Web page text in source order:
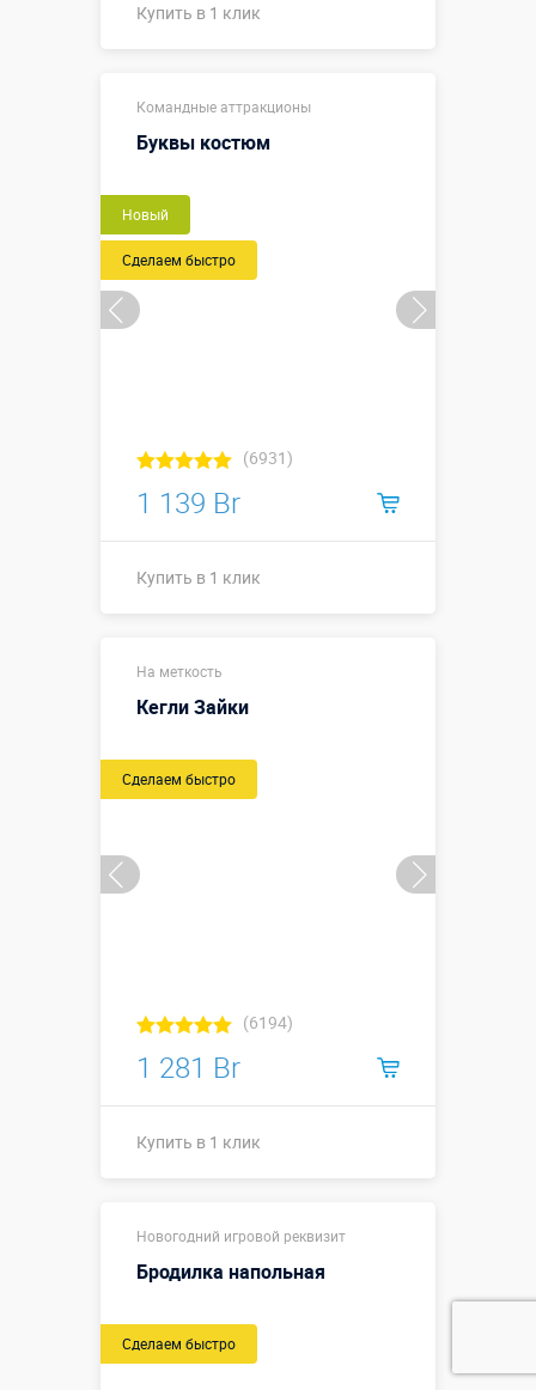
Купить в 1 клик
Размеры, м:
(1,0) х ⌀0,20
Купить в 1 клик
Командные аттракционы
Буквы костюм
Новый
Сделаем быстро
(6931)
1 139 Br
Купить в 1 клик
Размеры, м:
Больше деталей →
Купить в 1 клик
На меткость
Кегли Зайки
Сделаем быстро
(6194)
1 281 Br
Купить в 1 клик
Новогодний игровой реквизит
Бродилка напольная
Сделаем быстро